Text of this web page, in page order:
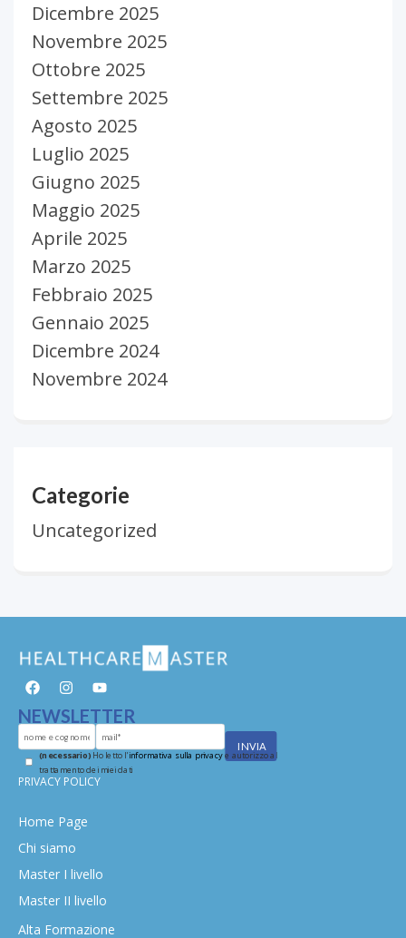
Dicembre 2025
Novembre 2025
Ottobre 2025
Settembre 2025
Agosto 2025
Luglio 2025
Giugno 2025
Maggio 2025
Aprile 2025
Marzo 2025
Febbraio 2025
Gennaio 2025
Dicembre 2024
Novembre 2024
Categorie
Uncategorized
NEWSLETTER
(necessario) Ho letto l'informativa sulla privacye autorizzo al
trattamento dei miei dati
PRIVACY POLICY
Home Page
Chi siamo
Master I livello
Master II livello
Alta Formazione